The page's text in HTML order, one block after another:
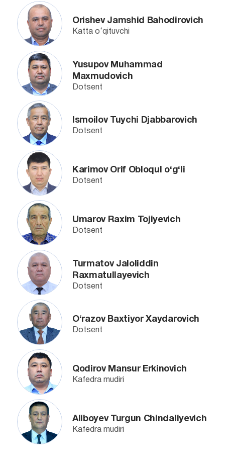
Orishev Jamshid Bahodirovich
Katta o‘qituvchi
Yusupov Muhammad
Maxmudovich
Dotsent
Ismoilov Tuychi Djabbarovich
Dotsent
Karimov Orif Obloqul o‘g‘li
Dotsent
Umarov Raxim Tojiyevich
Dotsent
Turmatov Jaloliddin
Raxmatullayevich
Dotsent
O‘razov Baxtiyor Xaydarovich
Dotsent
Qodirov Mansur Erkinovich
Kafedra mudiri
Aliboyev Turgun Chindaliyevich
Kafedra mudiri